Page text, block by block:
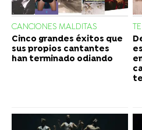
CANCIONES MALDITAS
Cinco grandes éxitos que
sus propios cantantes
han terminado odiando